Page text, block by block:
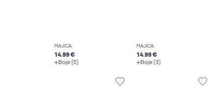
MAJICA
14.99 €
Boje (5)
MAJICA
14.99 €
Boje (3)